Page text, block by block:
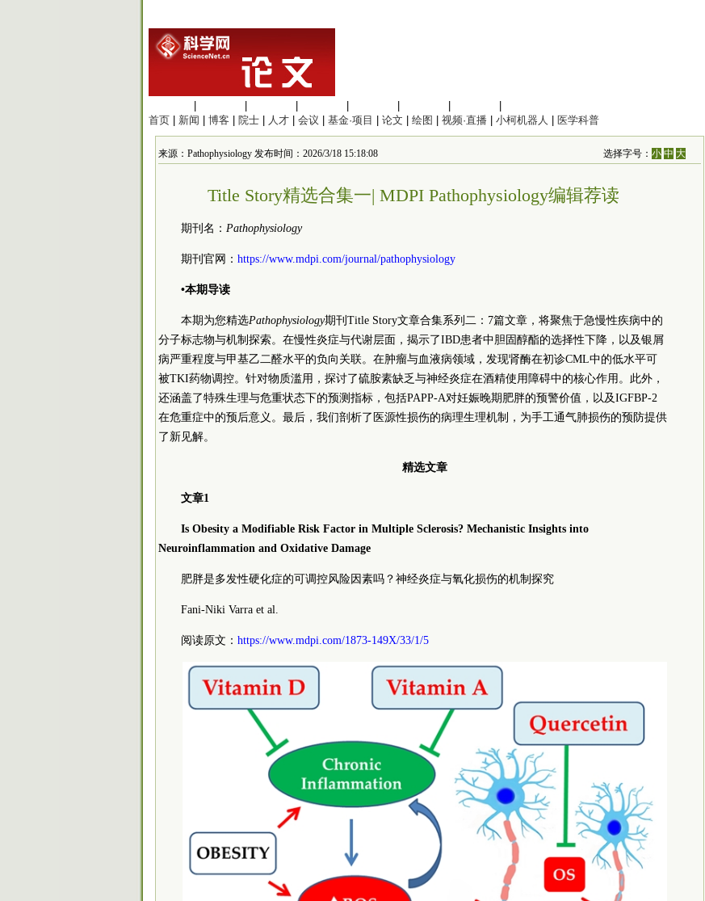
首页
新闻 博客 院士 人才 会议 基金·项目 论文 绘图 视频·直播 小柯机器人 医学科普
来源：Pathophysiology 发布时间：2026/3/18 15:18:08 选择字号：小 中 大
Title Story精选合集一| MDPI Pathophysiology编辑荐读
期刊名： Pathophysiology
期刊官网： https://www.mdpi.com/journal/pathophysiology
•本期导读
本期为您精选Pathophysiology期刊Title Story文章合集系列二：7篇文章，将聚焦于急慢性疾病中的
分子标志物与机制探索。在慢性炎症与代谢层面，揭示了IBD患者中胆固醇酯的选择性下降，以及银屑
病严重程度与甲基乙二醛水平的负向关联。在肿瘤与血液病领域，发现肾酶在初诊CML中的低水平可
被TKI药物调控。针对物质滥用，探讨了硫胺素缺乏与神经炎症在酒精使用障碍中的核心作用。此外，
还涵盖了特殊生理与危重状态下的预测指标，包括PAPP-A对妊娠晚期肥胖的预警价值，以及IGFBP-2
在危重症中的预后意义。最后，我们剖析了医源性损伤的病理生理机制，为手工通气肺损伤的预防提供
了新见解。
精选文章
文章1
Is Obesity a Modifiable Risk Factor in Multiple Sclerosis? Mechanistic Insights into
Neuroinflammation and Oxidative Damage
肥胖是多发性硬化症的可调控风险因素吗？神经炎症与氧化损伤的机制探究
Fani-Niki Varra et al.
阅读原文： https://www.mdpi.com/1873-149X/33/1/5